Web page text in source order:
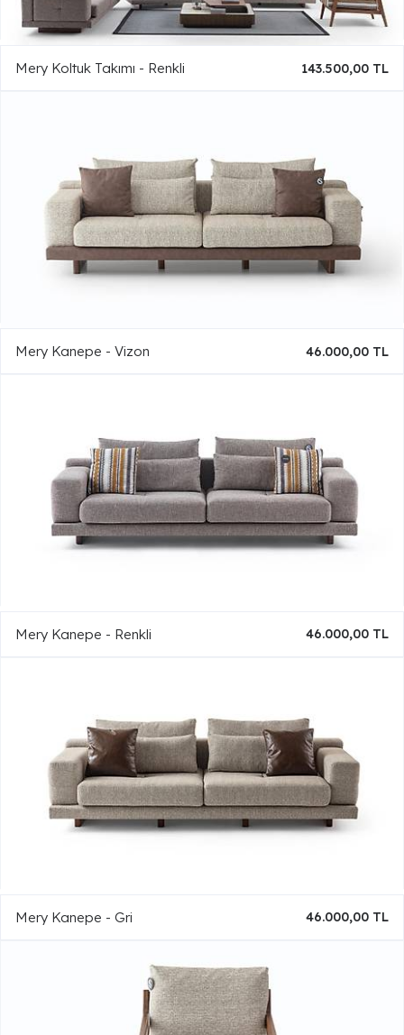
Mery Koltuk Takımı - Renkli 143.500,00 TL
Mery Kanepe - Vizon 46.000,00 TL
Mery Kanepe - Renkli 46.000,00 TL
Mery Kanepe - Gri 46.000,00 TL